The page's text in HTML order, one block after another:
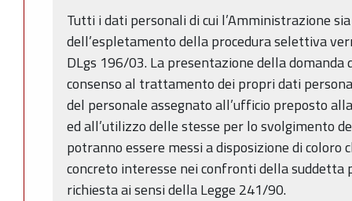
Tutti i dati personali di cui l’Amministrazione
dell’espletamento della procedura selettiva
DLgs 196/03. La presentazione della
consenso al trattamento dei propri dati
del personale assegnato all’ufficio preposto
ed all’utilizzo delle stesse per lo svolgimento
potranno essere messi a disposizione di coloro
concreto interesse nei confronti della suddetta
richiesta ai sensi della Legge 241/90.